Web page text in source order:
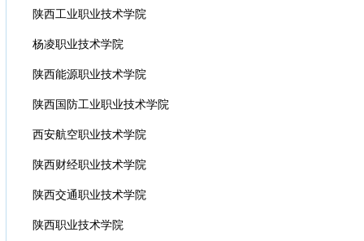
陕西工业职业技术学院
杨凌职业技术学院
陕西能源职业技术学院
陕西国防工业职业技术学院
西安航空职业技术学院
陕西财经职业技术学院
陕西交通职业技术学院
陕西职业技术学院